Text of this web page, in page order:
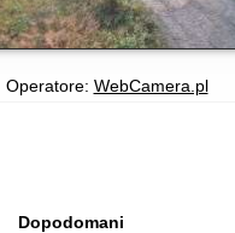
Operatore: WebCamera.pl
Dopodomani